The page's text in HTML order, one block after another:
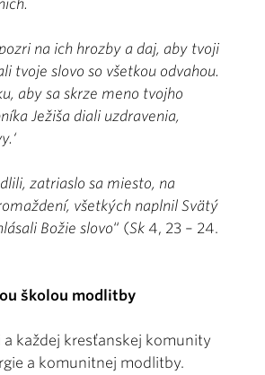
na ich hrozby a daj, aby tvoji
tvoje slovo so všetkou odvahou.
aby sa skrze meno tvojho
Ježiša diali uzdravenia,
zatriaslo sa miesto, na
všetkých naplnil Svätý
Božie slovo“ (Sk 4, 23 – 24.
školou modlitby
každej kresťanskej komunity
a komunitnej modlitby.